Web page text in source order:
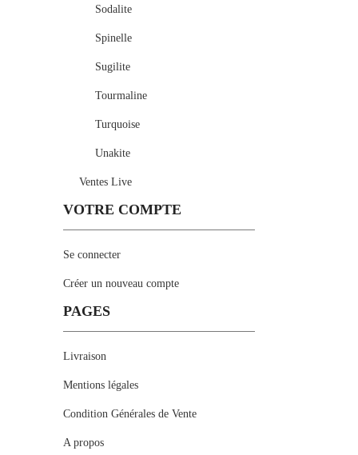
Sodalite
Spinelle
Sugilite
Tourmaline
Turquoise
Unakite
Ventes Live
VOTRE COMPTE
Se connecter
Créer un nouveau compte
PAGES
Livraison
Mentions légales
Condition Générales de Vente
A propos